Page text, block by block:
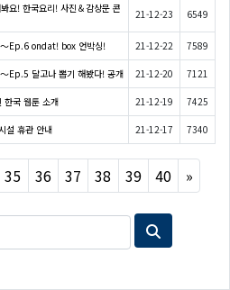
요! 한국요리! 사진＆감상문 콘
21-12-23 6549
〜Ep.6 ondat! box 언박싱! 21-12-22 7589
Ep.5 달고나 뽑기 해봤다! 공개 21-12-20 7121
한국 웹툰 소개 21-12-19 7425
설 휴관 안내 21-12-17 7340
35 36 37 38 39 40 »Next